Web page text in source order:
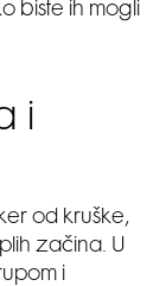
biste ih mogli
i
od kruške,
začina. U
i